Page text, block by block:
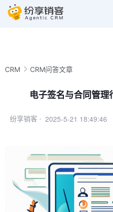
CRM CRM问答文章
电子签名与合同管理
纷享销客 · 2025-5-21 18:49:46